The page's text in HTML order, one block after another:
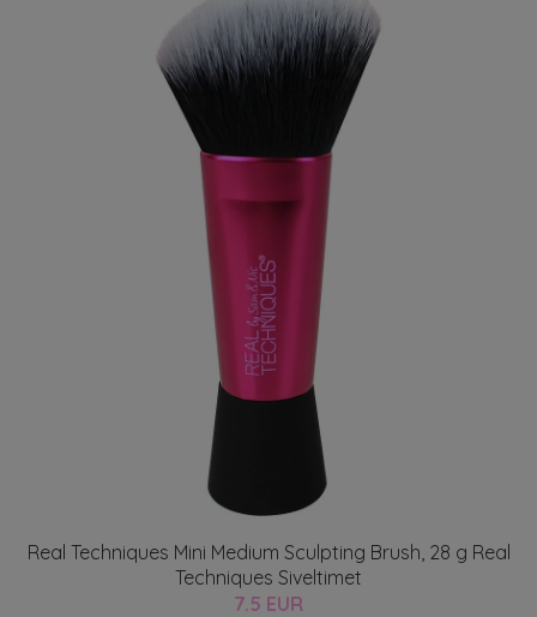
Real Techniques Mini Medium Sculpting Brush, 28 g Real
Techniques Siveltimet
7.5 EUR